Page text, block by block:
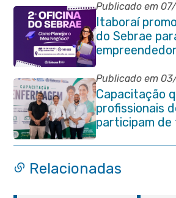
Publicado em
Itaboraí
do Sebrae
Publicado em
Capacitação
profissionais
participam
em primeiros
Itaboraí
Relacionadas